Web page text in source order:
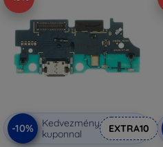
-10%
Kedvezmény
kuponnal
EXTRA10